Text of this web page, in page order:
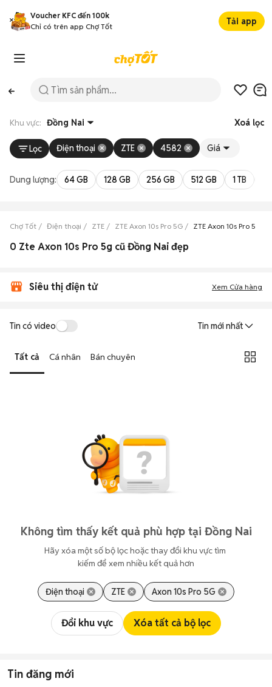
Voucher KFC đến 100k
Chỉ có trên app Chợ Tốt
Tải app
Khu vực: Đồng Nai Xoá lọc
Lọc Điện thoại ZTE 4582 Giá
Dung lượng: 64 GB 128 GB 256 GB 512 GB 1 TB
Chợ Tốt Điện thoại ZTE ZTE Axon 10s Pro 5G ZTE Axon 10s Pro 5G
0 Zte Axon 10s Pro 5g cũ Đồng Nai đẹp
Siêu thị điện tử Xem Cửa hàng
Tin có video Tin mới nhất
Tất cả Cá nhân Bán chuyên
Không tìm thấy kết quả phù hợp tại Đồng Nai
Hãy xóa một số bộ lọc hoặc thay đổi khu vực tìm
kiếm để xem nhiều kết quả hơn
Điện thoại ZTE Axon 10s Pro 5G
Đổi khu vực Xóa tất cả bộ lọc
Tin đăng mới